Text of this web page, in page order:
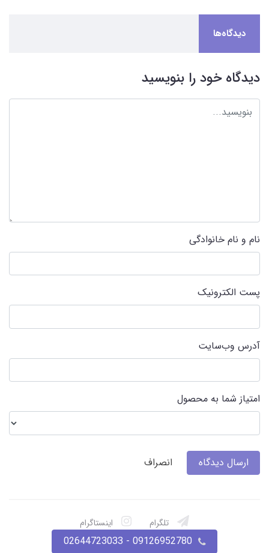
دیدگاه‌ها
دیدگاه خود را بنویسید
نام و نام خانوادگی
پست الکترونیک
آدرس وب‌سایت
امتیاز شما به محصول
ارسال دیدگاه انصراف
تلگرام اینستاگرام
09126952780 - 02644723033